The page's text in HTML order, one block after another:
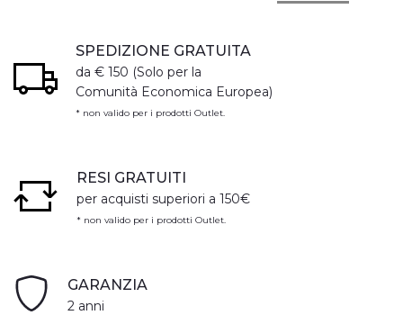
SPEDIZIONE GRATUITA
da € 150 (Solo per la
Comunità Economica Europea)
* non valido per i prodotti Outlet.
RESI GRATUITI
per acquisti superiori a 150€
* non valido per i prodotti Outlet.
GARANZIA
2 anni